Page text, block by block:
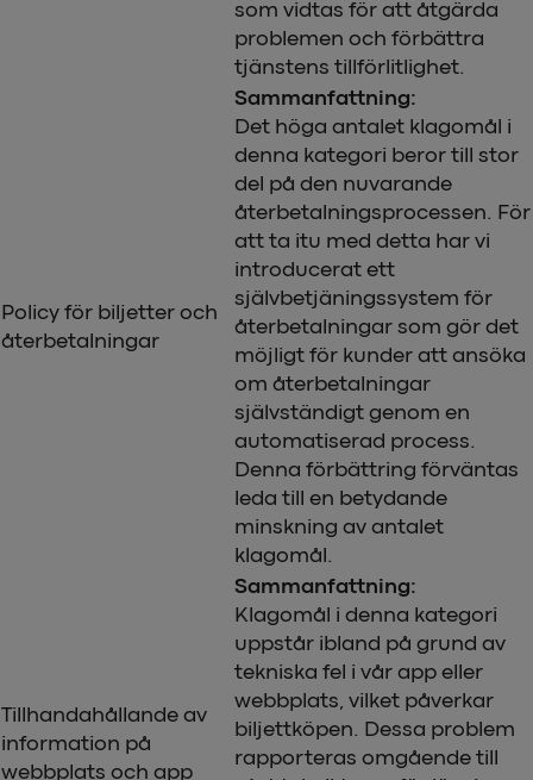
som vidtas för att åtgärda
problemen och förbättra
tjänstens tillförlitlighet.
Policy för biljetter och
återbetalningar
Sammanfattning:
Det höga antalet klagomål i
denna kategori beror till stor
del på den nuvarande
återbetalningsprocessen. För
att ta itu med detta har vi
introducerat ett
självbetjäningssystem för
återbetalningar som gör det
möjligt för kunder att ansöka
om återbetalningar
självständigt genom en
automatiserad process.
Denna förbättring förväntas
leda till en betydande
minskning av antalet
klagomål.
Tillhandahållande av
information på
webbplats och app
Sammanfattning:
Klagomål i denna kategori
uppstår ibland på grund av
tekniska fel i vår app eller
webbplats, vilket påverkar
biljettköpen. Dessa problem
rapporteras omgående till